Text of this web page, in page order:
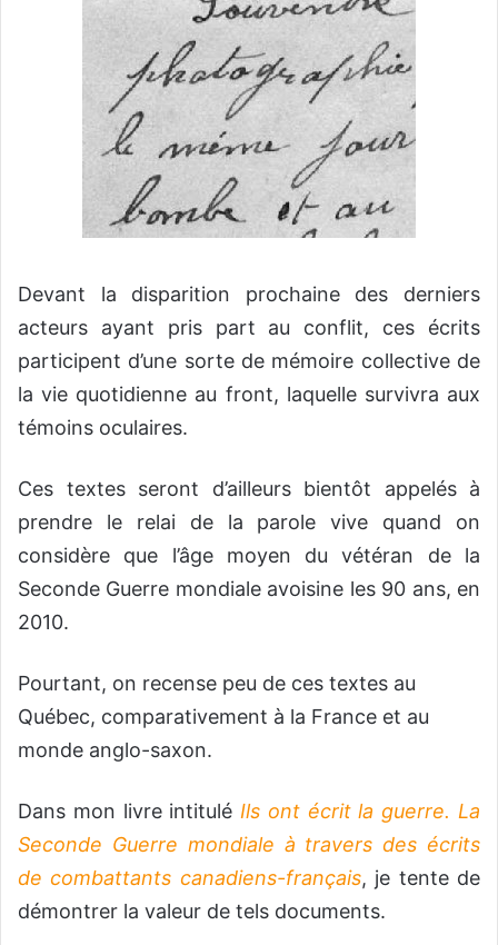
Devant la disparition prochaine des derniers
acteurs ayant pris part au conflit, ces écrits
participent d’une sorte de mémoire collective de
la vie quotidienne au front, laquelle survivra aux
témoins oculaires.
Ces textes seront d’ailleurs bientôt appelés à
prendre le relai de la parole vive quand on
considère que l’âge moyen du vétéran de la
Seconde Guerre mondiale avoisine les 90 ans, en
2010.
Pourtant, on recense peu de ces textes au
Québec, comparativement à la France et au
monde anglo-saxon.
Dans mon livre intitulé Ils ont écrit la guerre. La
Seconde Guerre mondiale à travers des écrits
de combattants canadiens-français, je tente de
démontrer la valeur de tels documents.